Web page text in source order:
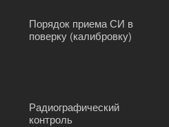
Порядок приема СИ в
поверку (калибровку)
Радиографический
контроль